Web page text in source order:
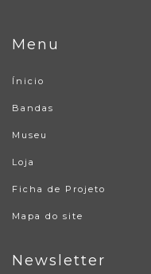
Menu
Ínicio
Bandas
Museu
Loja
Ficha de Projeto
Mapa do site
Newsletter